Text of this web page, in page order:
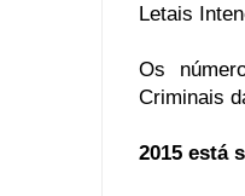
Letais
Os
Criminais
2015 está